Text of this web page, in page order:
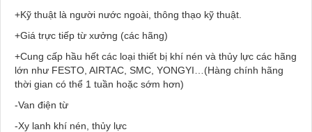
+Kỹ thuật là người nước ngoài, thông thạo kỹ thuật.
+Giá trực tiếp từ xưởng (các hãng)
+Cung cấp hầu hết các loại thiết bị khí nén và thủy lực các hãng
lớn như FESTO, AIRTAC, SMC, YONGYI…(Hàng chính hãng
thời gian có thể 1 tuần hoặc sớm hơn)
-Van điện từ
-Xy lanh khí nén, thủy lực